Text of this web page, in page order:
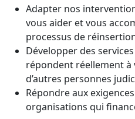
Adapter nos
vous aider et vous
processus de
Développer des
répondent réellement à
d’autres personnes
Répondre aux
organisations qui